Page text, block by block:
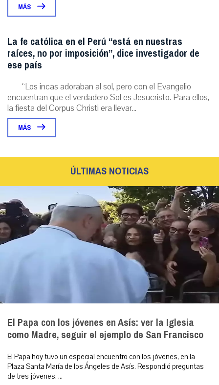
MÁS
La fe católica en el Perú “está en nuestras
raíces, no por imposición”, dice investigador de
ese país
“Los incas adoraban al sol, pero con el Evangelio
encuentran que el verdadero Sol es Jesucristo. Para ellos,
la fiesta del Corpus Christi era llevar...
MÁS
ÚLTIMAS NOTICIAS
El Papa con los jóvenes en Asís: ver la Iglesia
como Madre, seguir el ejemplo de San Francisco
El Papa hoy tuvo un especial encuentro con los jóvenes, en la
Plaza Santa María de los Ángeles de Asís. Respondió preguntas
de tres jóvenes. ...